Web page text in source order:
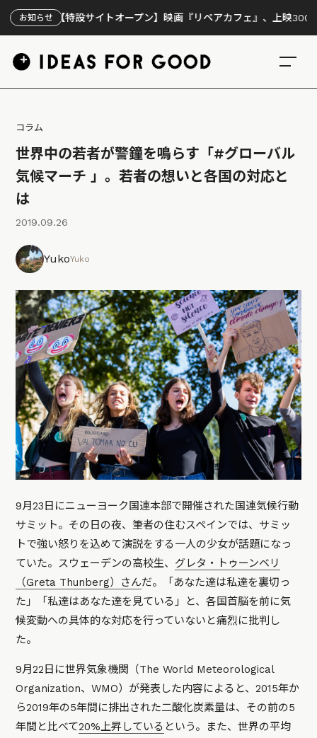
お知らせ
【特設サイトオープン】映画『リペアカフェ』、上映300回の先で見
コラム
世界中の若者が警鐘を鳴らす「#グローバル
気候マーチ 」。若者の想いと各国の対応と
は
2019.09.26
YukoYuko
9月23日にニューヨーク国連本部で開催された国連気候行動
サミット。その日の夜、筆者の住むスペインでは、サミッ
トで強い怒りを込めて演説をする一人の少女が話題になっ
ていた。スウェーデンの高校生、 グレタ・トゥーンベリ
（Greta Thunberg）さんだ。「あなた達は私達を裏切っ
た」「私達はあなた達を見ている」と、各国首脳を前に気
候変動への具体的な対応を行っていないと痛烈に批判し
た。
9月22日に世界気象機関（The World Meteorological
Organization、WMO）が発表した内容によると、2015年か
ら2019年の5年間に排出された二酸化炭素量は、その前の5
年間と比べて20%上昇している という。また、世界の平均